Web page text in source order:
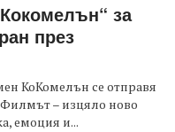
за
през
КоКомелън се отправя
– изцяло ново
емоция и...